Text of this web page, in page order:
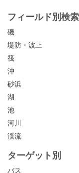
フィールド別検索
磯
堤防・波止
筏
沖
砂浜
湖
池
河川
渓流
ターゲット別
バス